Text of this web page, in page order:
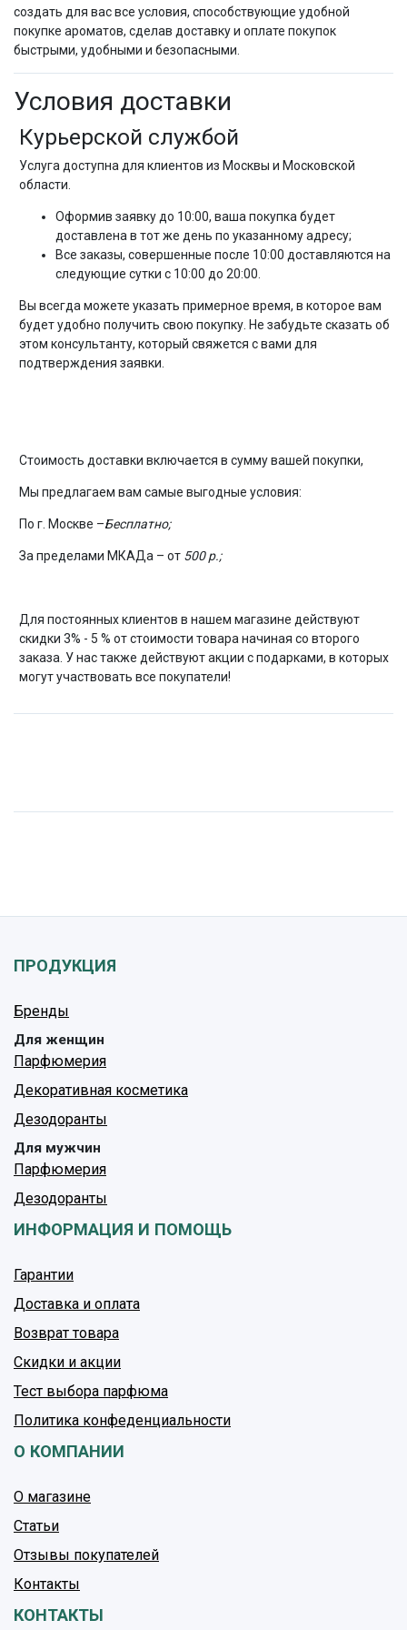
создать для вас все условия, способствующие удобной
покупке ароматов, сделав доставку и оплате покупок
быстрыми, удобными и безопасными.
Условия доставки
Курьерской службой
Услуга доступна для клиентов из Москвы и Московской
области.
Оформив заявку до 10:00, ваша покупка будет
доставлена в тот же день по указанному адресу;
Все заказы, совершенные после 10:00 доставляются на
следующие сутки с 10:00 до 20:00.
Вы всегда можете указать примерное время, в которое вам
будет удобно получить свою покупку. Не забудьте сказать об
этом консультанту, который свяжется с вами для
подтверждения заявки.
Стоимость доставки включается в сумму вашей покупки,
Мы предлагаем вам самые выгодные условия:
По г. Москве –Бесплатно;
За пределами МКАДа – от 500 р.;
Для постоянных клиентов в нашем магазине действуют
скидки 3% - 5 % от стоимости товара начиная со второго
заказа. У нас также действуют акции с подарками, в которых
могут участвовать все покупатели!
ПРОДУКЦИЯ
Бренды
Для женщин
Парфюмерия
Декоративная косметика
Дезодоранты
Для мужчин
Парфюмерия
Дезодоранты
ИНФОРМАЦИЯ И ПОМОЩЬ
Гарантии
Доставка и оплата
Возврат товара
Скидки и акции
Тест выбора парфюма
Политика конфеденциальности
О КОМПАНИИ
О магазине
Статьи
Отзывы покупателей
Контакты
КОНТАКТЫ